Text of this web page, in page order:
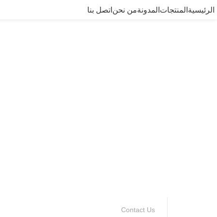
الرئيسية المنتجات المدونةمن نحن اتصل بنا
Contact Us